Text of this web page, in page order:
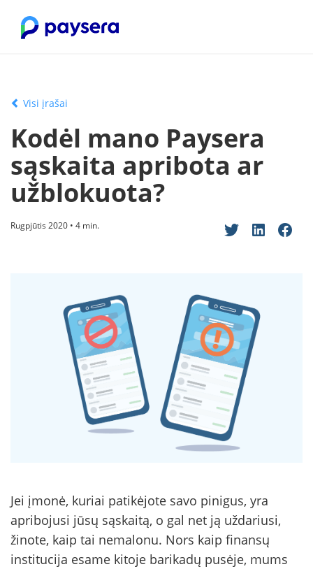
Visi įrašai
Kodėl mano Paysera
sąskaita apribota ar
užblokuota?
Rugpjūtis 2020 • 4 min.
Jei įmonė, kuriai patikėjote savo pinigus, yra
apribojusi jūsų sąskaitą, o gal net ją uždariusi,
žinote, kaip tai nemalonu. Nors kaip finansų
institucija esame kitoje barikadų pusėje, mums